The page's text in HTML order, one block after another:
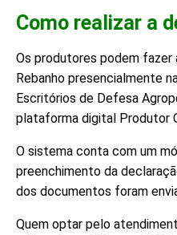
Como realizar a
Os produtores podem fazer
Rebanho presencialmente
Escritórios de Defesa
plataforma digital Produtor
O sistema conta com um
preenchimento da
dos documentos foram
Quem optar pelo